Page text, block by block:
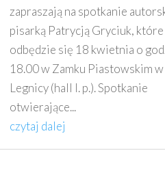
zapraszają na spotkanie
pisarką Patrycją Gryciuk, które
odbędzie się 18 kwietnia o
18.00 w Zamku Piastowskim w
Legnicy (hall I. p.). Spotkanie
otwierające...
czytaj dalej